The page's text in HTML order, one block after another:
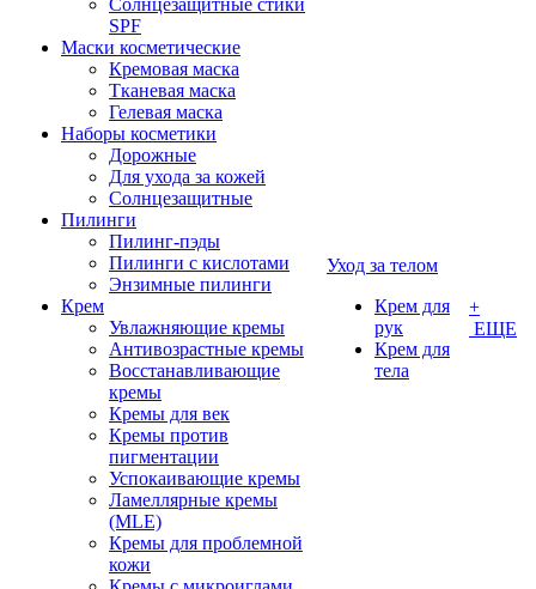
Солнцезащитные стики
SPF
Маски косметические
Кремовая маска
Тканевая маска
Гелевая маска
Наборы косметики
Дорожные
Для ухода за кожей
Солнцезащитные
Пилинги
Пилинг-пэды
Пилинги с кислотами
Энзимные пилинги
Крем
Увлажняющие кремы
Антивозрастные кремы
Восстанавливающие
кремы
Кремы для век
Кремы против
пигментации
Успокаивающие кремы
Ламеллярные кремы
(MLE)
Кремы для проблемной
кожи
Уход за телом
Крем для
рук
Крем для
тела
+
ЕЩЕ